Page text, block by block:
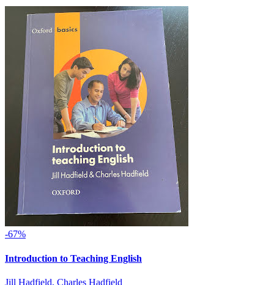
-67%
Introduction to Teaching English
Jill Hadfield, Charles Hadfield